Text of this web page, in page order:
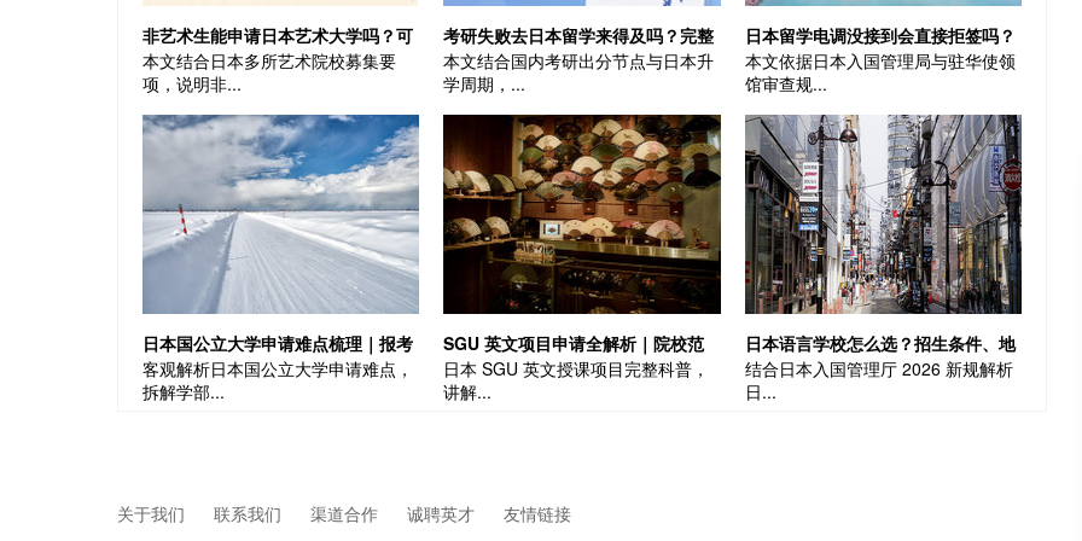
非艺术生能申请日本艺术大学吗？可
行路径+真实门槛|日本留学
本文结合日本多所艺术院校募集要
项，说明非...
考研失败去日本留学来得及吗？完整
时间线直接照做|日本留学
本文结合国内考研出分节点与日本升
学周期，...
日本留学电调没接到会直接拒签吗？
真相+补救方法一次说清|日本留学
本文依据日本入国管理局与驻华使领
馆审查规...
日本国公立大学申请难点梳理｜报考
竞争、学费优势客观解读
客观解析日本国公立大学申请难点，
拆解学部...
SGU 英文项目申请全解析｜院校范
围、成绩门槛、适合人群科普
日本 SGU 英文授课项目完整科普，
讲解...
日本语言学校怎么选？招生条件、地
域差异、避坑要点全指南
结合日本入国管理厅 2026 新规解析
日...
关于我们 联系我们 渠道合作 诚聘英才 友情链接